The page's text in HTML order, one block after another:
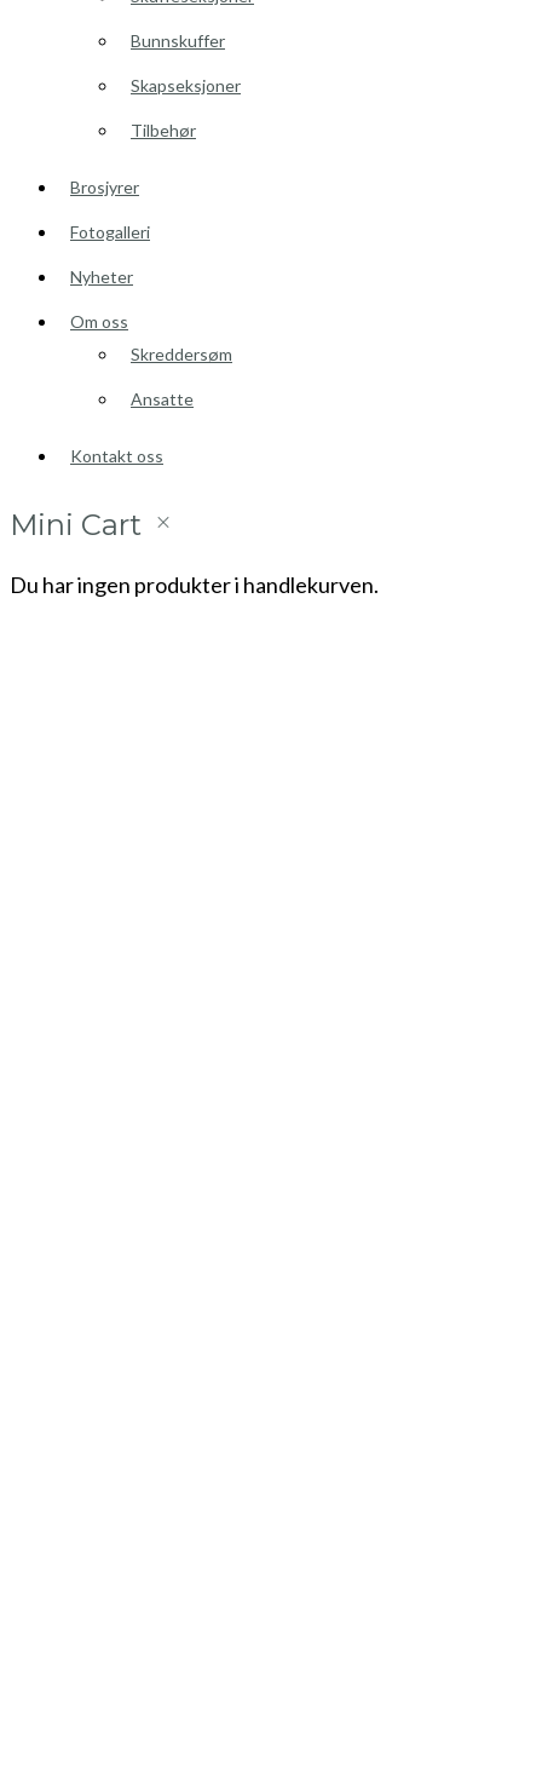
Bunnskuffer
Skapseksjoner
Tilbehør
Brosjyrer
Fotogalleri
Nyheter
Om oss
Skreddersøm
Ansatte
Kontakt oss
Mini Cart
Du har ingen produkter i handlekurven.